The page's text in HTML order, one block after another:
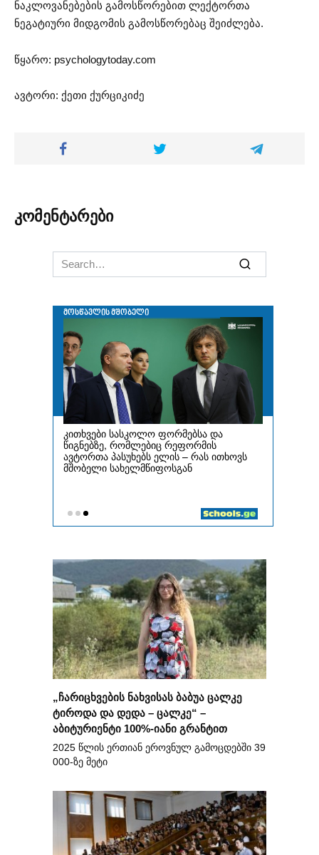
ნაკლოვანებების გამოსწორებით ლექტორთა
ნეგატიური მიდგომის გამოსწორებაც შეიძლება.
წყარო: psychologytoday.com
ავტორი: ქეთი ქურციკიძე
კომენტარები
Search
for:
„ჩარიცხვების ნახვისას ბაბუა ცალკე
ტიროდა და დედა – ცალკე“ –
აბიტურიენტი 100%-იანი გრანტით
2025 წლის ერთიან ეროვნულ გამოცდებში 39
000-ზე მეტი